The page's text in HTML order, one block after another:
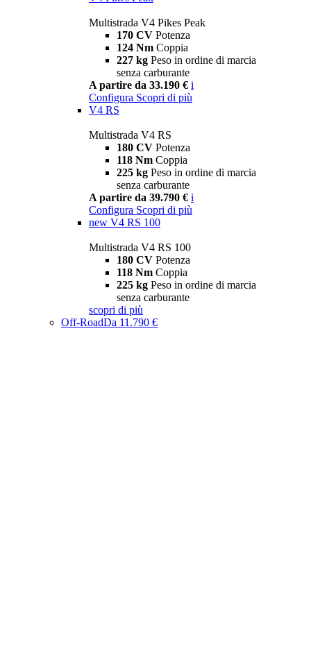
Multistrada V4 Pikes Peak
170 CV Potenza
124 Nm Coppia
227 kg Peso in ordine di marcia
senza carburante
A partire da 33.190 € i
Configura Scopri di più
V4 RS
Multistrada V4 RS
180 CV Potenza
118 Nm Coppia
225 kg Peso in ordine di marcia
senza carburante
A partire da 39.790 € i
Configura Scopri di più
new V4 RS 100
Multistrada V4 RS 100
180 CV Potenza
118 Nm Coppia
225 kg Peso in ordine di marcia
senza carburante
scopri di più
Off-RoadDa 11.790 €